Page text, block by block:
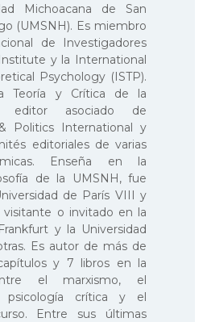
Michoacana de San
(UMSNH). Es miembro
de Investigadores
y la International
Psychology (ISTP).
Teoría y Crítica de la
editor asociado de
Politics International y
editoriales de varias
Enseña en la
de la UMSNH, fue
de París VIII y
visitante o invitado en la
y la Universidad
Es autor de más de
y 7 libros en la
el marxismo, el
psicología crítica y el
Entre sus últimas